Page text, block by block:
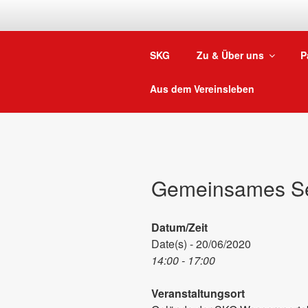
SKG Zu & Über uns
Aus dem Vereinsleben
Gemeinsames
Datum/Zeit
Date(s) - 20/06/2020
14:00 - 17:00
Veranstaltungsort